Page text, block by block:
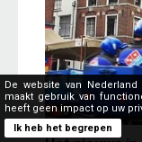
De website van
maakt gebruik van
heeft geen impact op uw
Ik heb het begrepen